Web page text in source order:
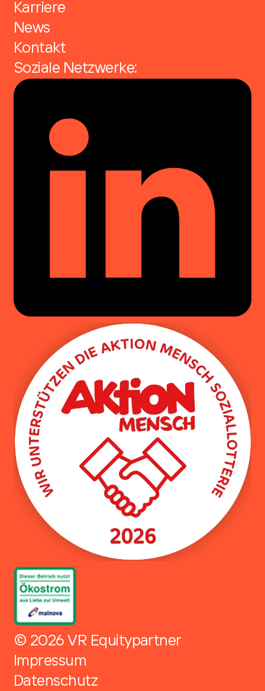
Karriere
News
Kontakt
Soziale Netzwerke:
© 2026 VR Equitypartner
Impressum
Datenschutz